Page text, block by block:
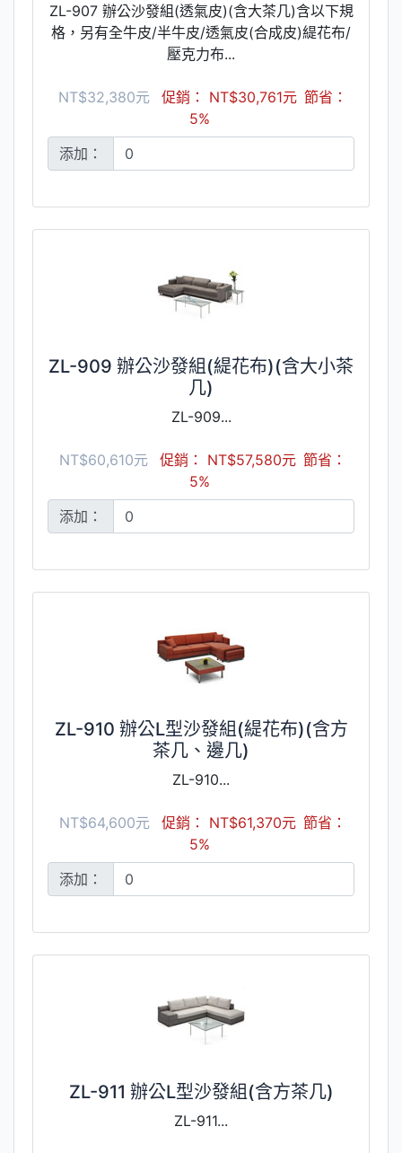
ZL-907 辦公沙發組(透氣皮)(含大茶几)含以下規
格，另有全牛皮/半牛皮/透氣皮(合成皮)緹花布/
壓克力布...
NT$32,380元 促銷： NT$30,761元 節省：
5%
添加：
ZL-909 辦公沙發組(緹花布)(含大小茶
几)
ZL-909...
NT$60,610元 促銷： NT$57,580元 節省：
5%
添加：
ZL-910 辦公L型沙發組(緹花布)(含方
茶几、邊几)
ZL-910...
NT$64,600元 促銷： NT$61,370元 節省：
5%
添加：
ZL-911 辦公L型沙發組(含方茶几)
ZL-911...